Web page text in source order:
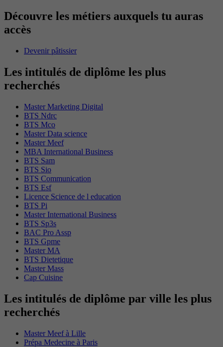
Découvre les métiers auxquels tu auras
accès
Devenir pâtissier
Les intitulés de diplôme les plus
recherchés
Master Marketing Digital
BTS Ndrc
BTS Mco
Master Data science
Master Meef
MBA International Business
BTS Sam
BTS Sio
BTS Communication
BTS Esf
Licence Science de l education
BTS Pi
Master International Business
BTS Sp3s
BAC Pro Assp
BTS Gpme
Master MA
BTS Dietetique
Master Mass
Cap Cuisine
Les intitulés de diplôme par ville les plus
recherchés
Master Meef à Lille
Prépa Medecine à Paris